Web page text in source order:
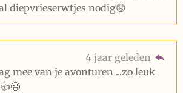
diepvrieserwtjes nodig😟
4 jaar geleden
mee van je avonturen ...zo leuk